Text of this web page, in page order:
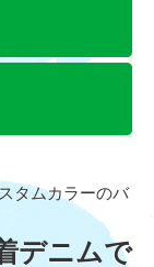
タムカラーのバ
デニムで